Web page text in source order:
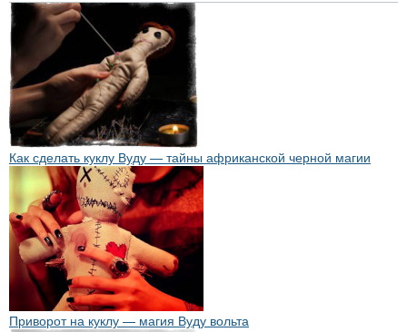
Как сделать куклу Вуду — тайны африканской черной магии
Приворот на куклу — магия Вуду вольта